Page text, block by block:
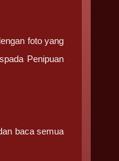
foto yang
Penipuan
baca semua